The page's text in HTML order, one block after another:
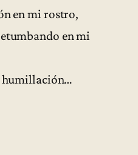
en mi rostro,
en mi
humillación…